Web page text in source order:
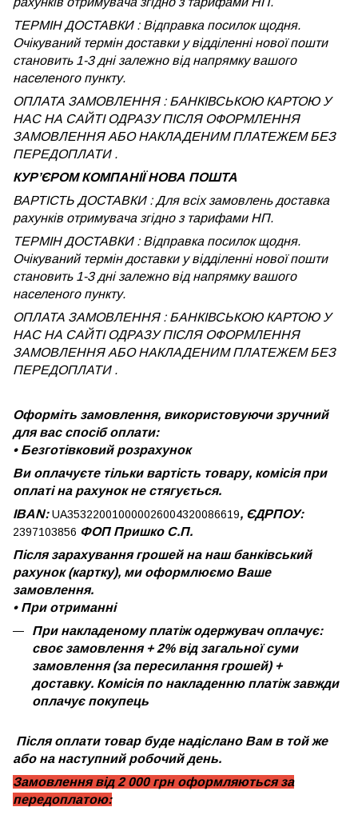
ТЕРМІН ДОСТАВКИ : Відправка посилок щодня.
Очікуваний термін доставки у відділенні нової пошти
становить 1-3 дні залежно від напрямку вашого
населеного пункту.
ОПЛАТА ЗАМОВЛЕННЯ : БАНКІВСЬКОЮ КАРТОЮ У
НАС НА САЙТІ ОДРАЗУ ПІСЛЯ ОФОРМЛЕННЯ
ЗАМОВЛЕННЯ АБО НАКЛАДЕНИМ ПЛАТЕЖЕМ БЕЗ
ПЕРЕДОПЛАТИ .
КУРʼЄРОМ КОМПАНІЇ НОВА ПОШТА
ВАРТІСТЬ ДОСТАВКИ : Для всіх замовлень доставка
рахунків отримувача згідно з тарифами НП.
ТЕРМІН ДОСТАВКИ : Відправка посилок щодня.
Очікуваний термін доставки у відділенні нової пошти
становить 1-3 дні залежно від напрямку вашого
населеного пункту.
ОПЛАТА ЗАМОВЛЕННЯ : БАНКІВСЬКОЮ КАРТОЮ У
НАС НА САЙТІ ОДРАЗУ ПІСЛЯ ОФОРМЛЕННЯ
ЗАМОВЛЕННЯ АБО НАКЛАДЕНИМ ПЛАТЕЖЕМБЕЗ
ПЕРЕДОПЛАТИ .
Оформіть замовлення, використовуючи зручний
для вас спосіб оплати:
• Безготівковий розрахунок
Ви оплачуєте тільки вартість товару, комісія при
оплаті на рахунок не стягується.
IBAN:UA353220010000026004320086619, ЄДРПОУ:
2397103856 ФОП Пришко С.П.
Після зарахування грошей на наш банківський
рахунок (картку), ми оформлюємо Ваше
замовлення.
•При отриманні
При накладеному платіж одержувач оплачує:
своє замовлення + 2% від загальної суми
замовлення (за пересилання грошей) +
доставку. Комісія по накладенню платіж завжди
оплачує покупець
Після оплати товар буде надіслано Вам в той же
або на наступний робочий день.
Замовлення від 2 000 грн оформляються за
передоплатою: